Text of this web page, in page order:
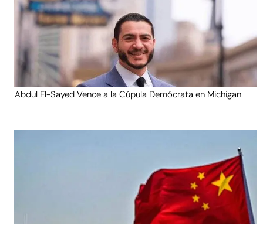
Abdul El-Sayed Vence a la Cúpula Demócrata en Michigan